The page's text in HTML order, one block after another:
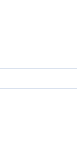
lecker,